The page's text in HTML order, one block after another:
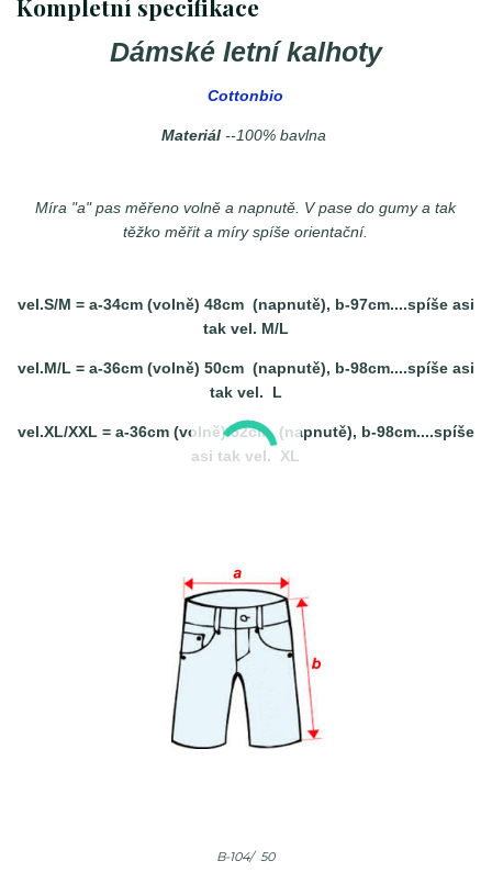
Kompletní specifikace
Dámské letní kalhoty
Cottonbio
Materiál--100% bavlna
Míra "a" pas měřeno volně a napnutě. V pase do gumy a tak
těžko měřit a míry spíše orientační.
vel.S/M = a-34cm (volně) 48cm (napnutě), b-97cm....spíše asi
tak vel. M/L
vel.M/L = a-36cm (volně) 50cm (napnutě), b-98cm....spíše asi
tak vel. L
vel.XL/XXL = a-36cm (volně) 52cm (napnutě), b-98cm....spíše
asi tak vel. XL
B-104/ 50